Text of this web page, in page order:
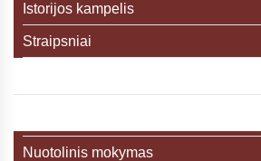
Istorijos kampelis
Straipsniai
Nuotolinis mokymas